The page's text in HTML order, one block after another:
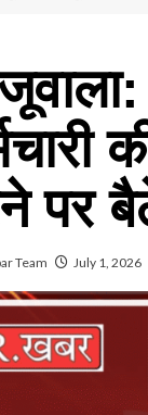
पर
Team July 1, 2026